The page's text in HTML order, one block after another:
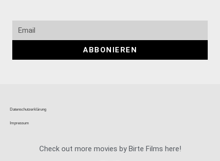
ABBONIEREN
Datenschutzerklärung
Impressum
Check out more movies by Birte Films here!